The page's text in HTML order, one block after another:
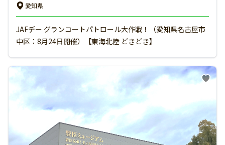
愛知県
JAFデー グランコートパトロール大作戦！（愛知県名古屋市
中区：8月24日開催）【東海北陸 どきどき】